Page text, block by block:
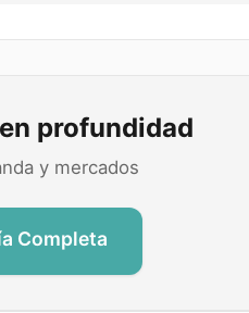
profundidad
y mercados
Completa